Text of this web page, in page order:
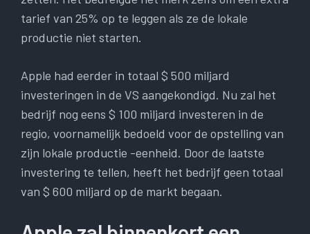
tarief van 25% op te leggen als ze de lokale
productie niet starten.
Apple had eerder in totaal $ 500 miljard
investeringen in de VS aangekondigd. Nu zal het
bedrijf nog eens $ 100 miljard investeren in de
regio, voornamelijk bedoeld voor de opstelling van
zijn lokale productie -eenheid. Door de laatste
investering te tellen, heeft het bedrijf geen totaal
van $ 600 miljard op de markt begaan.